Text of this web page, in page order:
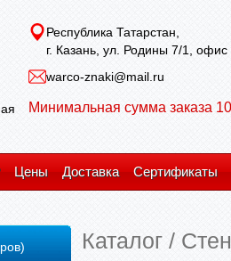
Республика Татарстан,
г. Казань, ул. Родины 7/1, офис
warco-znaki@mail.ru
Минимальная сумма заказа
Цены Доставка Сертификаты
Каталог /